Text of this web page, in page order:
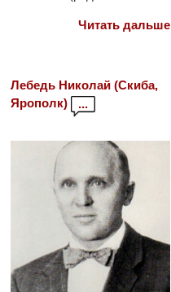
Читать дальше
Лебедь Николай (Скиба,
Ярополк)
...